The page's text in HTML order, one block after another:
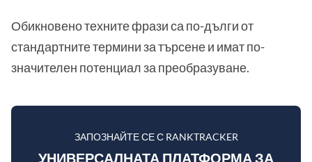
Обикновено техните фрази са по-дълги от
стандартните термини за търсене и имат по-
значителен потенциал за преобразуване.
ЗАПОЗНАЙТЕ СЕ С RANKTRACKER
УНИВЕРСАЛНАТА ПЛАТФОРМА ЗА